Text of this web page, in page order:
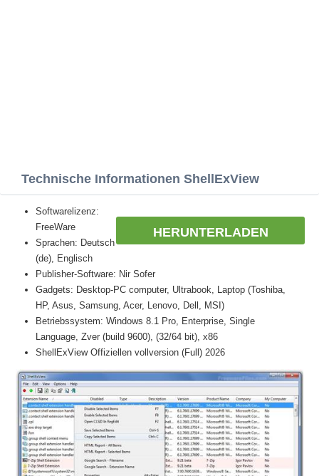
Technische Informationen ShellExView
HERUNTERLADEN
Softwarelizenz:
FreeWare
Sprachen: Deutsch
(de), Englisch
Publisher-Software: Nir Sofer
Gadgets: Desktop-PC computer, Ultrabook, Laptop (Toshiba,
HP, Asus, Samsung, Acer, Lenovo, Dell, MSI)
Betriebssystem: Windows 8.1 Pro, Enterprise, Single
Language, Zver (build 9600), (32/64 bit), x86
ShellExView Offiziellen vollversion (Full) 2026